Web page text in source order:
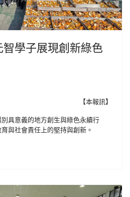
學子展現創新綠色
【本報訊】
具意義的地方創生與綠色永續行
與社會責任上的堅持與創新。